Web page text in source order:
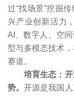
过“找场景”挖掘
兴产业创新活力
AI、数字人、空
型与多模态技术
赛道。
培育生态：
势。开源是我国